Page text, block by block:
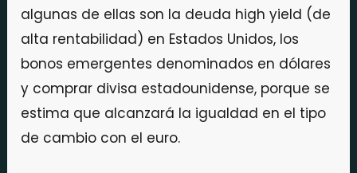
algunas de ellas son la deuda high yield (de
alta rentabilidad) en Estados Unidos, los
bonos emergentes denominados en dólares
y comprar divisa estadounidense, porque se
estima que alcanzará la igualdad en el tipo
de cambio con el euro.